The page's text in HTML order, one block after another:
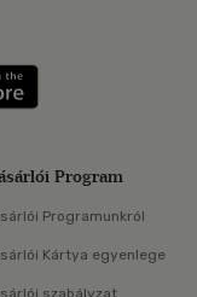
meg: Google
Program
Programunkról
Kártya egyenlege